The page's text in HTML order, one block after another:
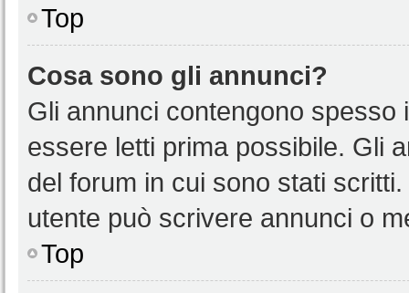
Top
Cosa sono gli annunci?
Gli annunci contengono
essere letti prima possibile. Gli
del forum in cui sono stati
utente può scrivere annunci o
Top